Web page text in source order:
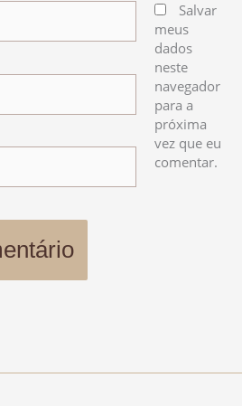
Salvar
meus
dados
neste
navegador
para a
próxima
vez que eu
comentar.